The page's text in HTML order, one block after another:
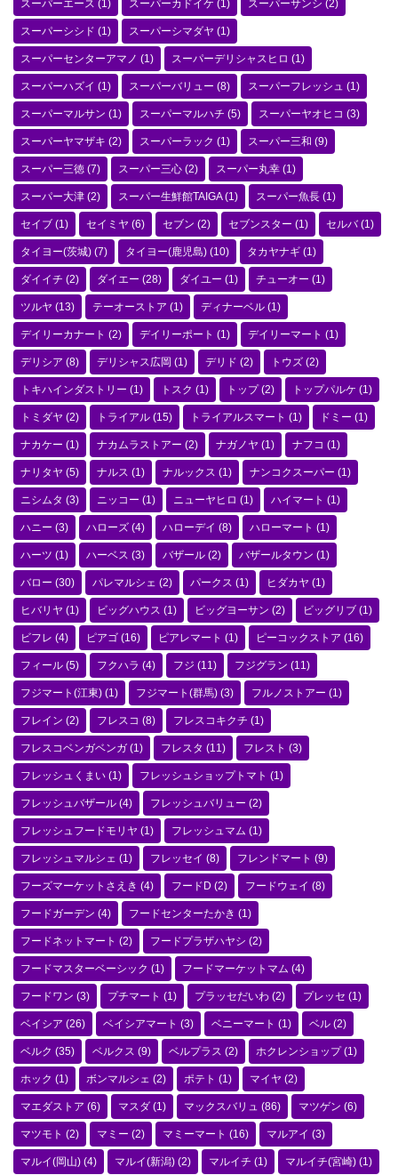
スーパーエース (1) スーパーカドイケ (1) スーパーサンシ (2)
スーパーシシド (1) スーパーシマダヤ (1)
スーパーセンターアマノ (1) スーパーデリシャスヒロ (1)
スーパーハズイ (1) スーパーバリュー (8) スーパーフレッシュ (1)
スーパーマルサン (1) スーパーマルハチ (5) スーパーヤオヒコ (3)
スーパーヤマザキ (2) スーパーラック (1) スーパー三和 (9)
スーパー三徳 (7) スーパー三心 (2) スーパー丸幸 (1)
スーパー大津 (2) スーパー生鮮館TAIGA(1) スーパー魚長 (1)
セイブ (1) セイミヤ (6) セブン (2) セブンスター (1) セルバ(1)
タイヨー(茨城) (7) タイヨー(鹿児島) (10) タカヤナギ (1)
ダイイチ (2) ダイエー (28) ダイユー (1) チューオー (1)
ツルヤ (13) テーオーストア (1) ディナーベル (1)
デイリーカナート (2) デイリーポート (1) デイリーマート (1)
デリシア (8) デリシャス広岡 (1) デリド (2) トウズ (2)
トキハインダストリー (1) トスク (1) トップ(2) トップパルケ (1)
トミダヤ (2) トライアル (15) トライアルスマート (1) ドミー (1)
ナカケー (1) ナカムラストアー (2) ナガノヤ (1) ナフコ (1)
ナリタヤ (5) ナルス (1) ナルックス (1) ナンコクスーパー (1)
ニシムタ (3) ニッコー (1) ニューヤヒロ (1) ハイマート (1)
ハニー (3) ハローズ (4) ハローデイ (8) ハローマート (1)
ハーツ (1) ハーベス (3) バザール (2) バザールタウン (1)
バロー (30) パレマルシェ (2) パークス (1) ヒダカヤ (1)
ヒバリヤ (1) ビッグハウス (1) ビッグヨーサン (2) ビッグリブ (1)
ビフレ (4) ピアゴ (16) ピアレマート (1) ピーコックストア (16)
フィール (5) フクハラ (4) フジ (11) フジグラン (11)
フジマート(江東) (1) フジマート(群馬) (3) フルノストアー (1)
フレイン (2) フレスコ (8) フレスコキクチ (1)
フレスコベンガベンガ (1) フレスタ (11) フレスト (3)
フレッシュくまい (1) フレッシュショップトマト (1)
フレッシュバザール (4) フレッシュバリュー (2)
フレッシュフードモリヤ (1) フレッシュマム (1)
フレッシュマルシェ (1) フレッセイ (8) フレンドマート (9)
フーズマーケットさえき (4) フードD (2) フードウェイ (8)
フードガーデン (4) フードセンターたかき (1)
フードネットマート (2) フードプラザハヤシ (2)
フードマスターベーシック (1) フードマーケットマム (4)
フードワン (3) プチマート (1) プラッセだいわ (2) プレッセ (1)
ベイシア (26) ベイシアマート (3) ベニーマート (1) ベル (2)
ベルク (35) ベルクス (9) ベルプラス (2) ホクレンショップ(1)
ホック (1) ボンマルシェ (2) ポテト (1) マイヤ (2)
マエダストア (6) マスダ (1) マックスバリュ (86) マツゲン (6)
マツモト (2) マミー (2) マミーマート (16) マルアイ (3)
マルイ(岡山) (4) マルイ(新潟) (2) マルイチ (1) マルイチ(宮崎) (1)